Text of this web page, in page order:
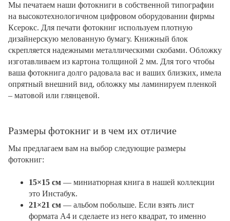
Мы печатаем наши фотокниги в собственной типографии
на высокотехнологичном цифровом оборудовании фирмы
Ксерокс. Для печати фотокниг используем плотную
дизайнерскую мелованную бумагу. Книжный блок
скрепляется надежными металлическими скобами. Обложку
изготавливаем из картона толщиной 2 мм. Для того чтобы
ваша фотокнига долго радовала вас и ваших близких, имела
опрятный внешний вид, обложку мы ламинируем пленкой
– матовой или глянцевой.
Размеры фотокниг и в чем их отличие
Мы предлагаем вам на выбор следующие размеры
фотокниг:
15×15 см — миниатюрная книга в нашей коллекции
это Инстабук.
21×21 см — альбом побольше. Если взять лист
формата А4 и сделаете из него квадрат, то именно